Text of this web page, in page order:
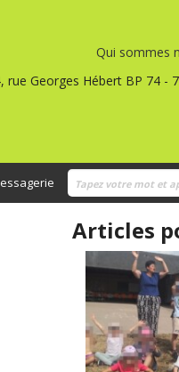
Qui sommes
rue Georges Hébert BP 74 -
Articles